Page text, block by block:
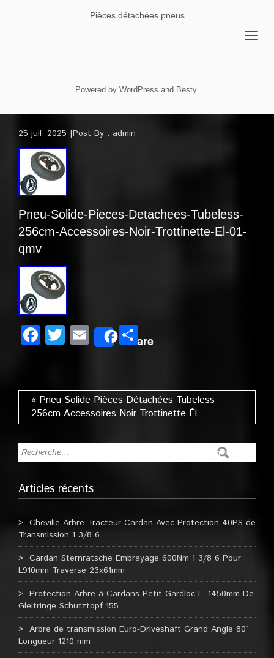
Pièces détachées pneus
Powered by WordPress and Besty.
25 juil, 2025 Post By : admin
Pneu-Solide-Pieces-Detachees-Tubeless-
256cm-Accessoires-Noir-Trottinette-El-01-
qmv
Facebook
Twitter
EmailSharePartager
« Pneu Solide Pièces Détachées Tubeless
256cm Accessoires Noir Trottinette Él
Articles récents
Cheville Arbre Tracteur Cardan Avec Protection 40PS de
Transmission 1 3/8 6
Cardan Sternratsche Embrayage 600Nm 1 3/8 6 Pour
L910mm Traverse 23x61mm
Protection Arbre à Cardans Petit Gardloc L. 1450mm De
Gleitringe Schutztopf 155
Arbre de transmission Euro-Driveshaft Grand Angle 80°
Longueur 1210 mm